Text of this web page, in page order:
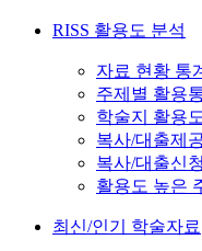
RISS 활용도 분석
자료 현황 통
주제별 활용
학술지 활용
복사/대출제
복사/대출신
활용도 높은
최신/인기 학술자료